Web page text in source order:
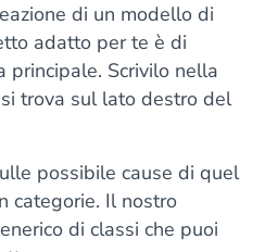
di un modello di
adatto per te è di
principale. Scrivilo nella
trova sul lato destro del
possibile cause di quel
categorie. Il nostro
di classi che puoi